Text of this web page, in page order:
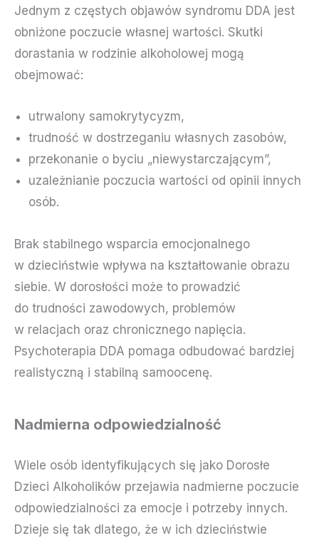
Jednym z częstych objawów syndromu DDA jest
obniżone poczucie własnej wartości. Skutki
dorastania w rodzinie alkoholowej mogą
obejmować:
utrwalony samokrytycyzm,
trudność w dostrzeganiu własnych zasobów,
przekonanie o byciu „niewystarczającym”,
uzależnianie poczucia wartości od opinii innych
osób.
Brak stabilnego wsparcia emocjonalnego
w dzieciństwie wpływa na kształtowanie obrazu
siebie. W dorosłości może to prowadzić
do trudności zawodowych, problemów
w relacjach oraz chronicznego napięcia.
Psychoterapia DDA pomaga odbudować bardziej
realistyczną i stabilną samoocenę.
Nadmierna odpowiedzialność
Wiele osób identyfikujących się jako Dorosłe
Dzieci Alkoholików przejawia nadmierne poczucie
odpowiedzialności za emocje i potrzeby innych.
Dzieje się tak dlatego, że w ich dzieciństwie